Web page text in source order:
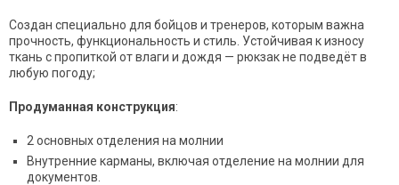
Создан специально для бойцов и тренеров, которым важна
прочность, функциональность и стиль. Устойчивая к износу
ткань с пропиткой от влаги и дождя — рюкзак не подведёт в
любую погоду;
Продуманная конструкция:
2 основных отделения на молнии
Внутренние карманы, включая отделение на молнии для
документов.